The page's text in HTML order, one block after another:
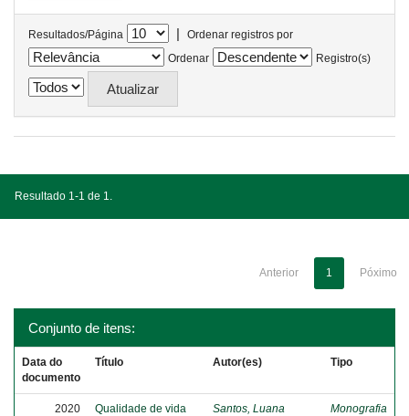
Resultados/Página |
Ordenar registros por
Ordenar
Registro(s)
Resultado 1-1 de 1.
Anterior 1 Póximo
Conjunto de itens:
Data do
documento
Título Autor(es) Tipo
2020
Qualidade de vida
Santos, Luana
Monografia